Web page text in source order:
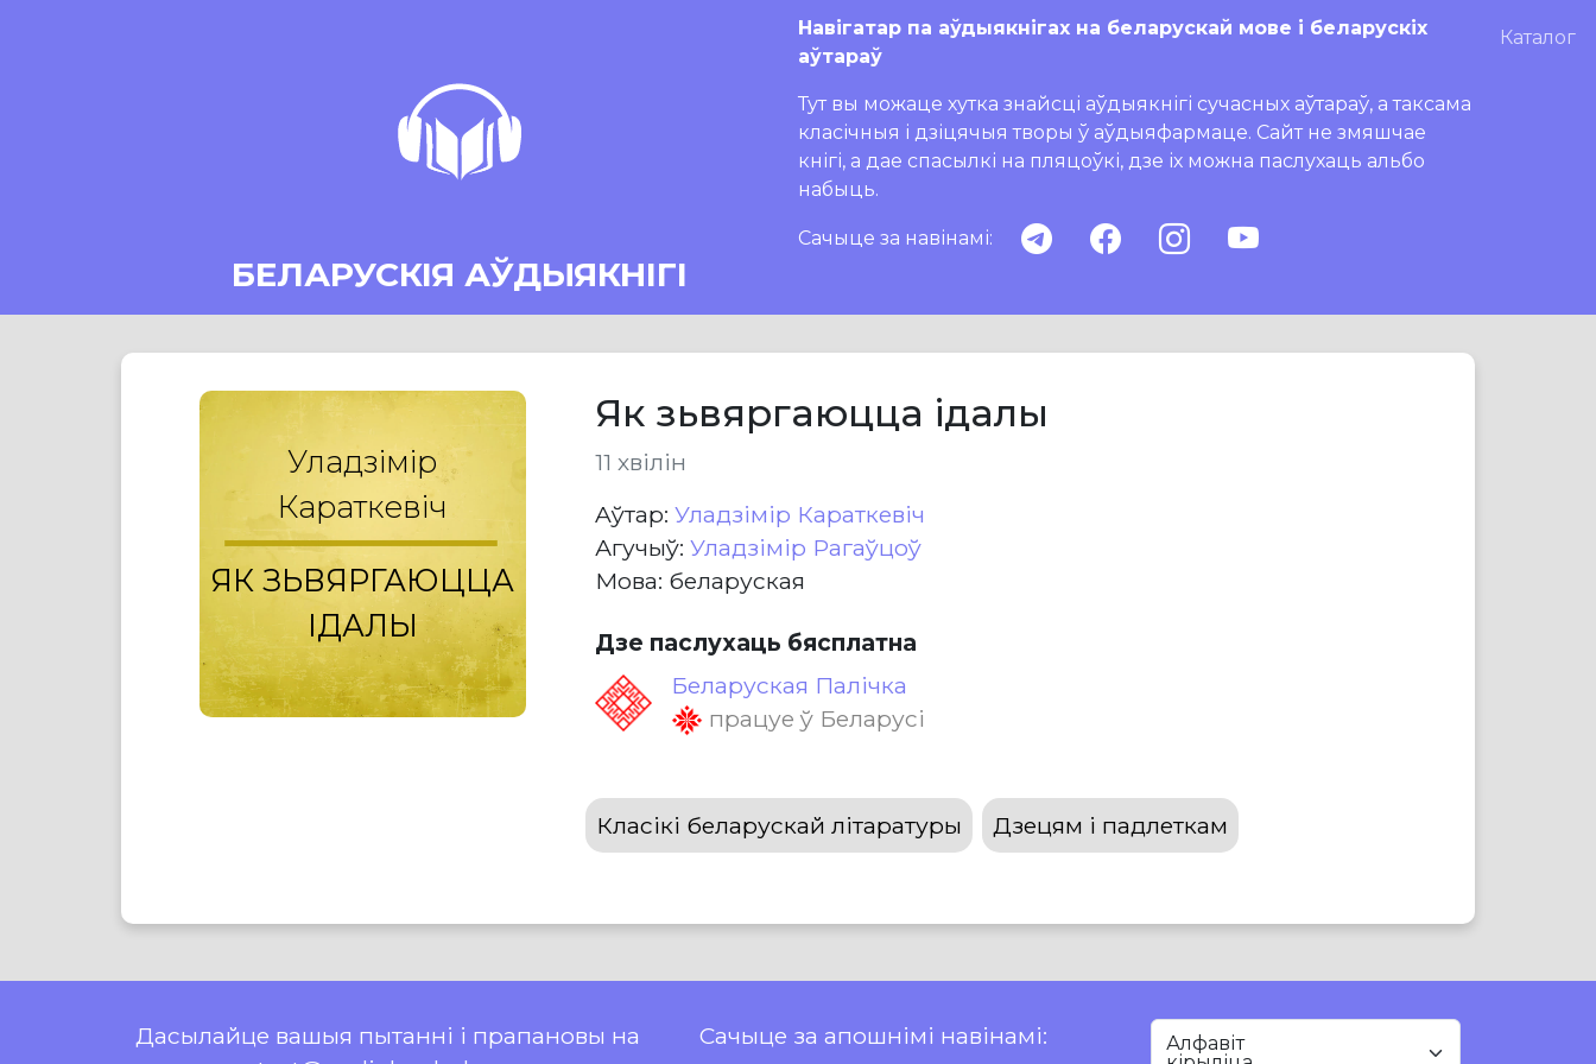
БЕЛАРУСКІЯ АЎДЫЯКНІГІ
Навігатар па аўдыякнігах на беларускай мове і беларускіх
аўтараў
Тут вы можаце хутка знайсці аўдыякнігі сучасных аўтараў, а таксама
класічныя і дзіцячыя творы ў аўдыяфармаце. Сайт не змяшчае
кнігі, а дае спасылкі на пляцоўкі, дзе іх можна паслухаць альбо
набыць.
Сачыце за навінамі:
Каталог
Уладзімір
Караткевіч
ЯК ЗЬВЯРГАЮЦЦА
ІДАЛЫ
Як зьвяргаюцца ідалы
11 хвілін
Aўтар: Уладзімір Караткевіч
Агучыў: Уладзімір Рагаўцоў
Мова: беларуская
Дзе паслухаць бясплатна
Беларуская Палічка
працуе ў Беларусі
Класікі беларускай літаратуры Дзецям і падлеткам
Дасылайце вашыя пытанні і прапановы на
Сачыце за апошнімі навінамі: Алфавіт